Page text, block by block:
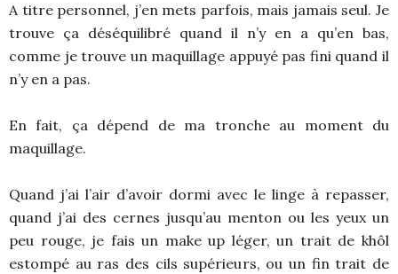
A titre personnel, j’en mets parfois, mais jamais seul. Je
trouve ça déséquilibré quand il n’y en a qu’en bas,
comme je trouve un maquillage appuyé pas fini quand il
n’y en a pas.
En fait, ça dépend de ma tronche au moment du
maquillage.
Quand j’ai l’air d’avoir dormi avec le linge à repasser,
quand j’ai des cernes jusqu’au menton ou les yeux un
peu rouge, je fais un make up léger, un trait de khôl
estompé au ras des cils supérieurs, ou un fin trait de